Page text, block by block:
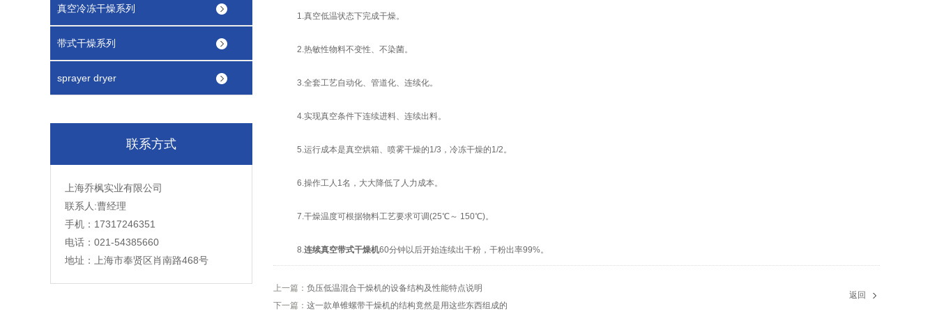
真空冷冻干燥系列
带式干燥系列
sprayer dryer
联系方式
上海乔枫实业有限公司
联系人:曹经理
手机：17317246351
电话：021-54385660
地址：上海市奉贤区肖南路468号
1.真空低温状态下完成干燥。
2.热敏性物料不变性、不染菌。
3.全套工艺自动化、管道化、连续化。
4.实现真空条件下连续进料、连续出料。
5.运行成本是真空烘箱、喷雾干燥的1/3，冷冻干燥的1/2。
6.操作工人1名，大大降低了人力成本。
7.干燥温度可根据物料工艺要求可调(25℃～ 150℃)。
8.连续真空带式干燥机60分钟以后开始连续出干粉，干粉出率99%。
上一篇： 负压低温混合干燥机的设备结构及性能特点说明
下一篇： 这一款单锥螺带干燥机的结构竟然是用这些东西组成的
返回